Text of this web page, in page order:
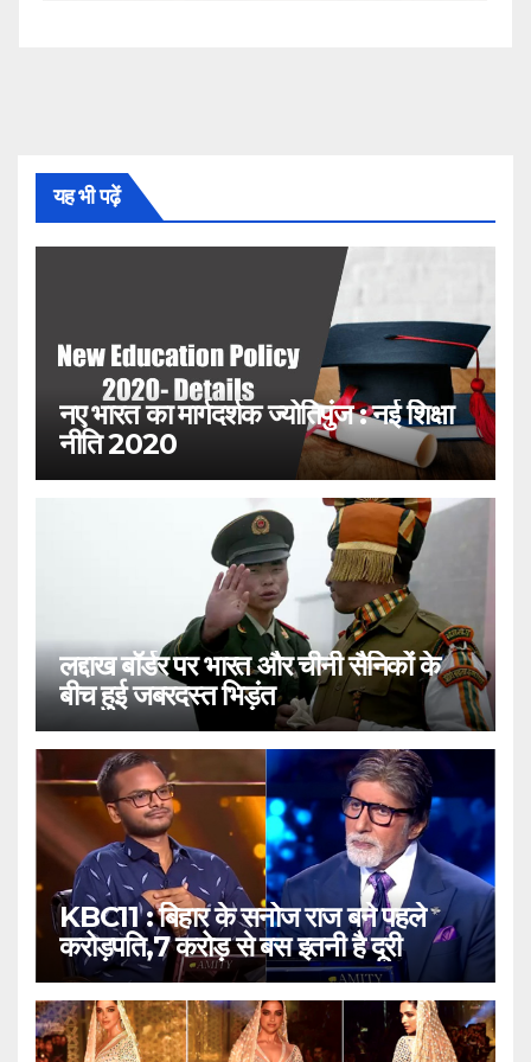
यह भी पढ़ें
नए भारत का मार्गदर्शक ज्योतिपुंज : नई शिक्षा
नीति 2020
लद्दाख बॉर्डर पर भारत और चीनी सैनिकों के
बीच हुई जबरदस्त भिड़ंत
KBC11 : बिहार के सनोज राज बने पहले
करोड़पति,7 करोड़ से बस इतनी है दूरी